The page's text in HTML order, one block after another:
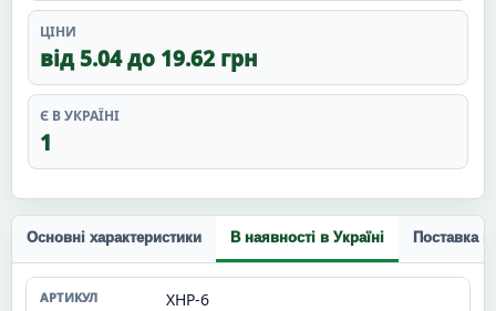
ЦІНИ
від 5.04 до 19.62 грн
Є В УКРАЇНІ
1
Основні характеристики В наявності в Україні Поставка
XHP-6